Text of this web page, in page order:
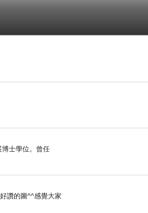
士學位。曾任
讚的圖^^感覺大家